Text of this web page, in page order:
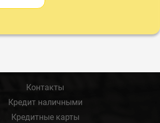
Контакты
Кредит наличными
Кредитные карты